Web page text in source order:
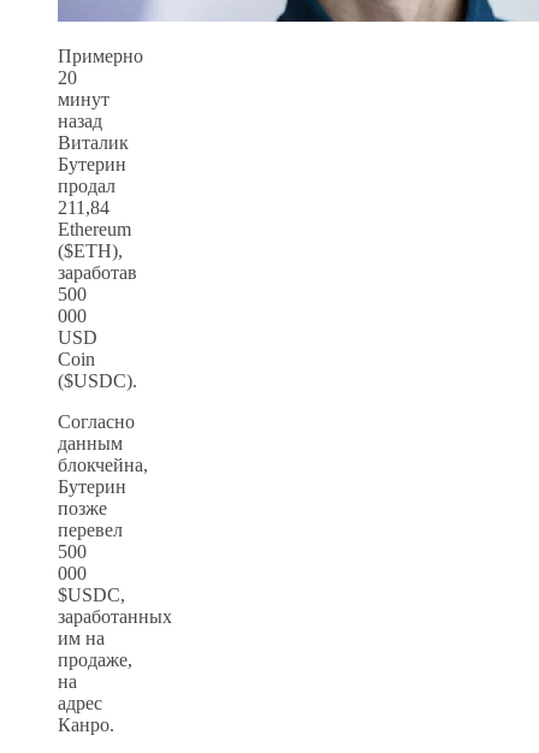
Примерно
20
минут
назад
Виталик
Бутерин
продал
211,84
Ethereum
($ETH),
заработав
500
000
USD
Coin
($USDC).
Согласно
данным
блокчейна,
Бутерин
позже
перевел
500
000
$USDC,
заработанных
им на
продаже,
на
адрес
Канро.